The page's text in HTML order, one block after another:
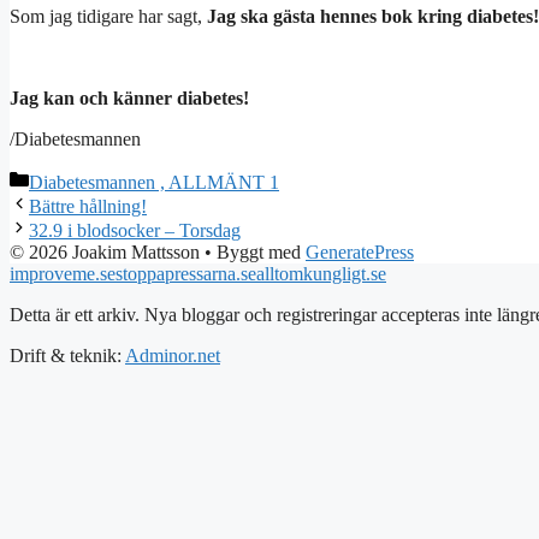
Som jag tidigare har sagt, Jag ska gästa hennes bok kring diabetes!
Jag kan och känner diabetes!
/Diabetesmannen
Kategorier
Diabetesmannen , ALLMÄNT 1
Bättre hållning!
32.9 i blodsocker – Torsdag
© 2026 Joakim Mattsson • Byggt med GeneratePress
improveme.sestoppapressarna.sealltomkungligt.se
Detta är ett arkiv. Nya bloggar och registreringar accepteras inte
Drift & teknik: Adminor.net